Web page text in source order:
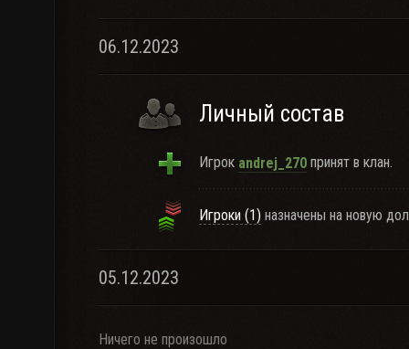
06.12.2023
Личный состав
Игрок andrej_270 принят в клан.
Игроки (1) назначены на новую
05.12.2023
Ничего не произошло